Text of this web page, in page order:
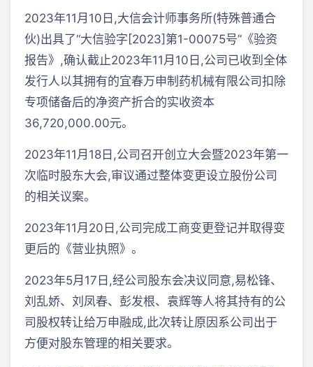
2023年11月10日,大信会计师事务所(特殊普通合
伙)出具了“大信验字[2023]第1-00075号”《验资
报告》,确认截止2023年11月10日,公司已收到全体
发行人以其拥有的宜春万申制药机械有限公司扣除
专项储备后的净资产折合的实收资本
36,720,000.00元。
2023年11月18日,公司召开创立大会暨2023年第一
次临时股东大会,审议通过整体变更设立股份公司
的相关议案。
2023年11月20日,公司完成工商变更登记并取得变
更后的《营业执照》。
2023年5月17日,经公司股东会决议同意,易松锋、
刘乱娇、刘凤春、彭发根、袁辉等人将其持有的公
司股权转让给万申融成,此次转让原因系公司出于
方便对股东管理的相关要求。